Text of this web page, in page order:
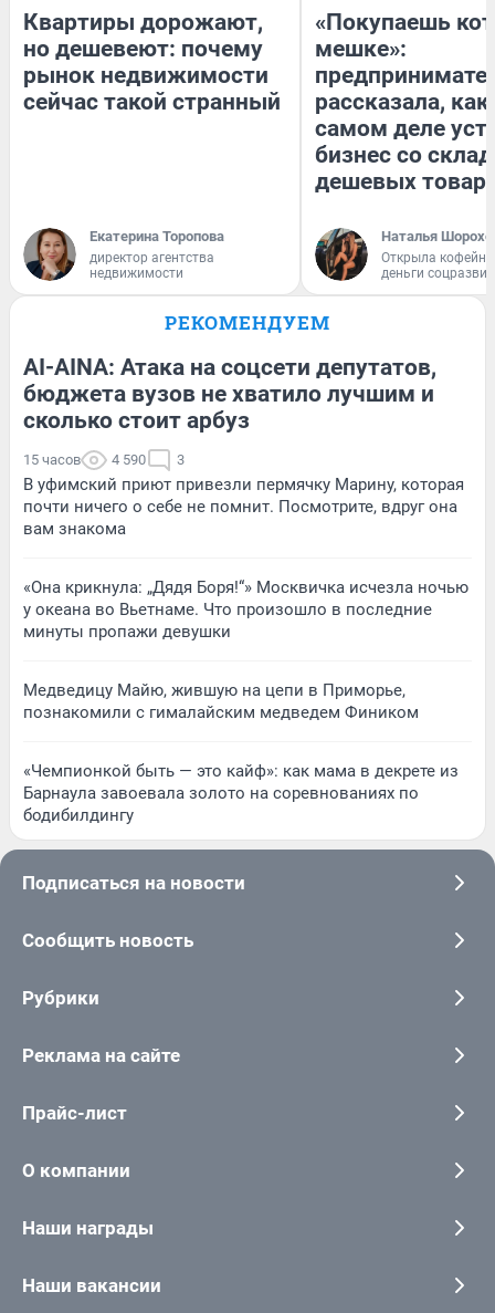
Квартиры дорожают,
но дешевеют: почему
рынок недвижимости
сейчас такой странный
Екатерина Торопова
директор агентства
недвижимости
«Покупаешь
мешке»:
рассказала, как
самом деле
бизнес со
дешевых
Наталья
Открыла
деньги
РЕКОМЕНДУЕМ
AI-AINA: Атака на соцсети депутатов,
бюджета вузов не хватило лучшим и
сколько стоит арбуз
15 часов 4 590 3
В уфимский приют привезли пермячку Марину, которая
почти ничего о себе не помнит. Посмотрите, вдруг она
вам знакома
«Она крикнула: „Дядя Боря!“» Москвичка исчезла ночью
у океана во Вьетнаме. Что произошло в последние
минуты пропажи девушки
Медведицу Майю, жившую на цепи в Приморье,
познакомили с гималайским медведем Фиником
«Чемпионкой быть — это кайф»: как мама в декрете из
Барнаула завоевала золото на соревнованиях по
бодибилдингу
Подписаться на новости
Сообщить новость
Рубрики
Реклама на сайте
Прайс-лист
О компании
Наши награды
Наши вакансии